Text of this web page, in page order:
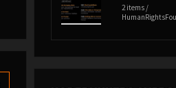
2 items /